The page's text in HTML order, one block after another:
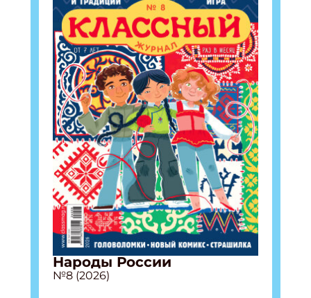
Народы России
№8 (2026)